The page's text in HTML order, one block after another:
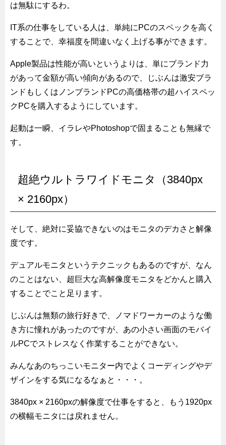
は無駄にするわ。
IT系の仕事をしている人は、単純にPCのスペックを高く
することで、幸福度を間違いなく上げる事ができます。
Apple製品は性能が高いというよりは、単にブランド力
があって金額が高い傾向があるので、じぶんは激安ブラ
ンドもしくはノンブランドPCの高価格帯の超ハイスペッ
クPCを購入するようにしています。
起動は一瞬、イラレやPhotoshopで固まることも無縁で
す。
超絶ウルトラワイドモニタ（3840px
× 2160px）
そして、絶対に妥協できないのはモニタのデカさと解像
度です。
デュアルモニタというテクニックもあるのですが、なん
のことはない、超巨大な高解像度モニタをどかんと購入
することでこと足ります。
じぶんは無類の旅行好きで、ノマドワーカーのような働
き方に憧れがあったのですが、あの小さい画面のモバイ
ルPCでストレスなく作業することができない。
みんなあのちっこいモニター内でよくコーディングやデ
ザインをする気になるなぁと・・・。
3840px × 2160pxの解像度で仕事をすると、もう1920px
の横幅モニタには戻れません。